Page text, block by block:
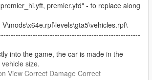
premier.ytd" - to replace along
into the game, the car is made in the
size.
View Correct Damage Correct